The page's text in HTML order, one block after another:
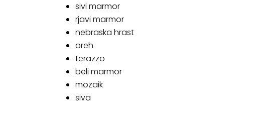
sivi marmor
rjavi marmor
nebraska hrast
oreh
terazzo
beli marmor
mozaik
siva